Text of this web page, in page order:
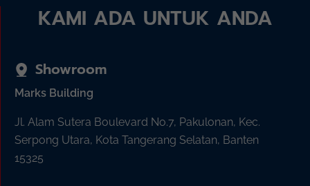
KAMI ADA UNTUK ANDA
Showroom
Marks Building
Jl. Alam Sutera Boulevard No.7, Pakulonan, Kec.
Serpong Utara, Kota Tangerang Selatan, Banten
15325